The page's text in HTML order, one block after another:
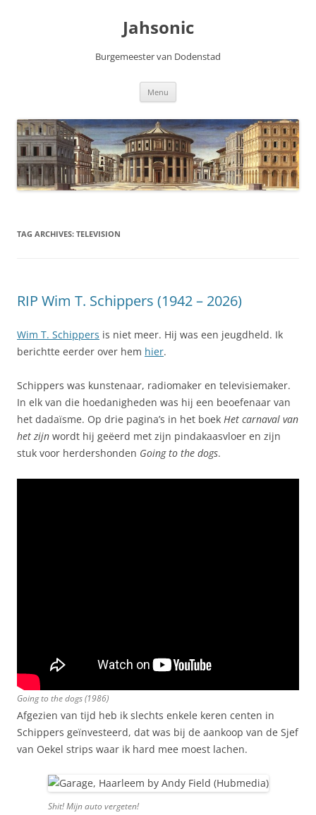
Jahsonic
Burgemeester van Dodenstad
Menu
TAG ARCHIVES: TELEVISION
RIP Wim T. Schippers (1942 – 2026)
Wim T. Schippers is niet meer. Hij was een jeugdheld. Ik
berichtte eerder over hem hier.
Schippers was kunstenaar, radiomaker en televisiemaker.
In elk van die hoedanigheden was hij een beoefenaar van
het dadaïsme. Op drie pagina’s in het boek Het carnaval van
het zijn wordt hij geëerd met zijn pindakaasvloer en zijn
stuk voor herdershonden Going to the dogs.
Going to the dogs(1986)
Afgezien van tijd heb ik slechts enkele keren centen in
Schippers geïnvesteerd, dat was bij de aankoop van de Sjef
van Oekel strips waar ik hard mee moest lachen.
Shit! Mijn auto vergeten!